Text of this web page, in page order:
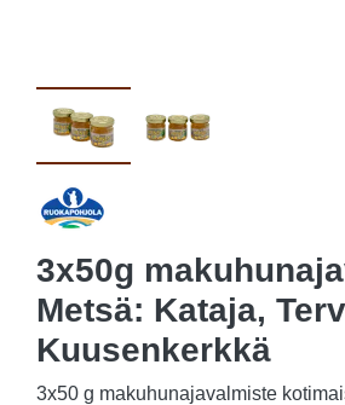
3x50g
Metsä: Kataja,
Kuusenkerkkä
3x50 g makuhunajavalmiste